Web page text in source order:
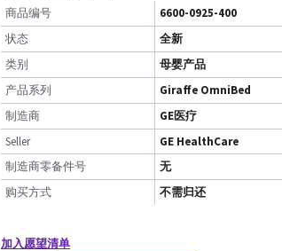
商品编号
6600-0925-400
状态
全新
类别
母婴产品
产品系列
Giraffe OmniBed
制造商
GE医疗
Seller
GE HealthCare
制造商零备件号
无
购买方式
不需归还
加入愿望清单